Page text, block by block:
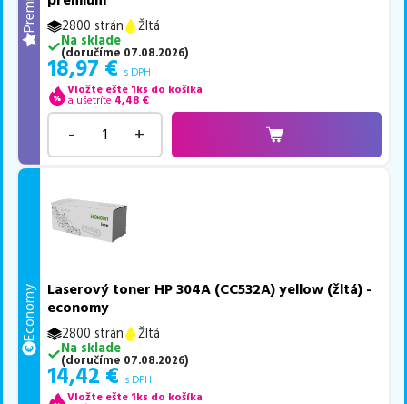
2800 strán
Žltá
Na sklade
(doručíme 07.08.2026)
18,97 € s DPH
Vložte ešte 1ks do košíka
a ušetríte 4,48 €
- +
Economy
Laserový toner HP 304A (CC532A) yellow (žltá) -
economy
2800 strán
Žltá
Na sklade
(doručíme 07.08.2026)
14,42 € s DPH
Vložte ešte 1ks do košíka